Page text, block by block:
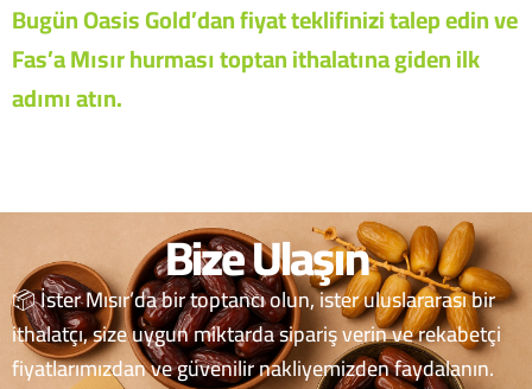
Bugün Oasis Gold’dan fiyat teklifinizi talep edin ve
Fas’a Mısır hurması toptan ithalatına giden ilk
adımı atın.
Bize Ulaşın
📦 İster Mısır’da bir toptancı olun, ister uluslararası bir
ithalatçı, size uygun miktarda sipariş verin ve rekabetçi
fiyatlarımızdan ve güvenilir nakliyemizden faydalanın.